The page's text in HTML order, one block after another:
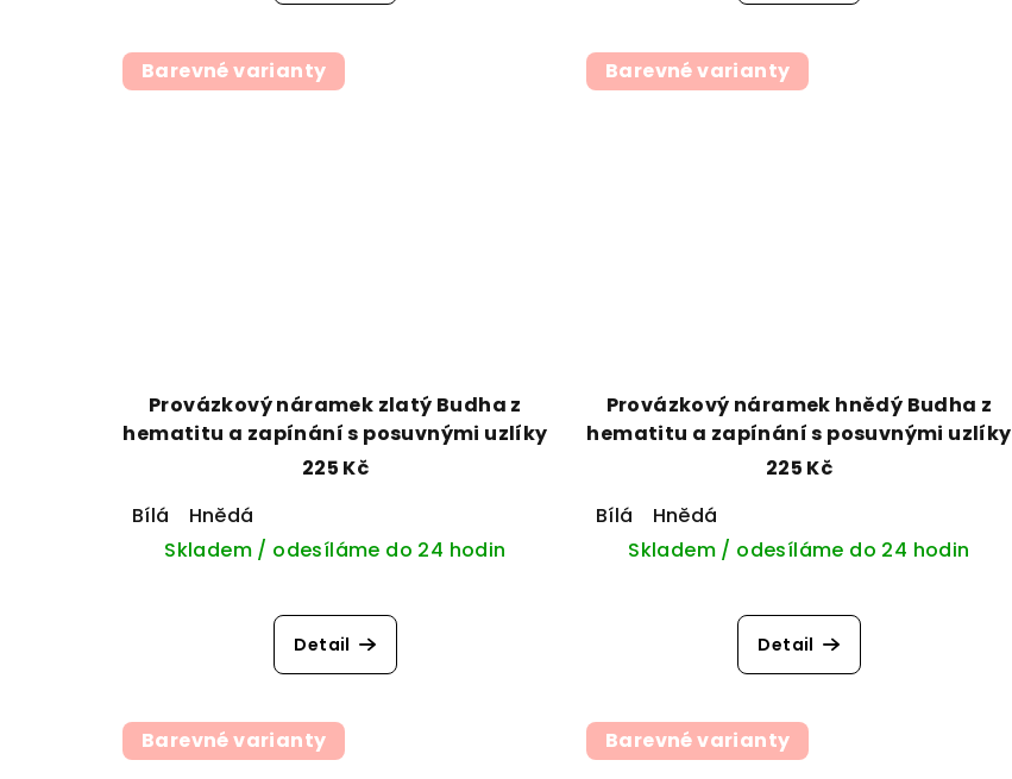
Barevné varianty
Provázkový náramek zlatý Budha z
hematitu a zapínání s posuvnými uzlíky
225 Kč
Bílá
Hnědá
Skladem / odesíláme do 24 hodin
Detail
Barevné varianty
Provázkový náramek hnědý Budha z
hematitu a zapínání s posuvnými uzlíky
225 Kč
Bílá
Hnědá
Skladem / odesíláme do 24 hodin
Detail
Barevné varianty Barevné varianty